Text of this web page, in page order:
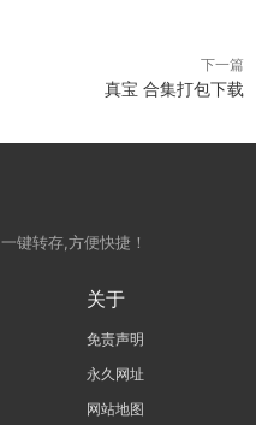
下一篇
真宝 合集打包下载
键转存,方便快捷！
关于
免责声明
永久网址
网站地图